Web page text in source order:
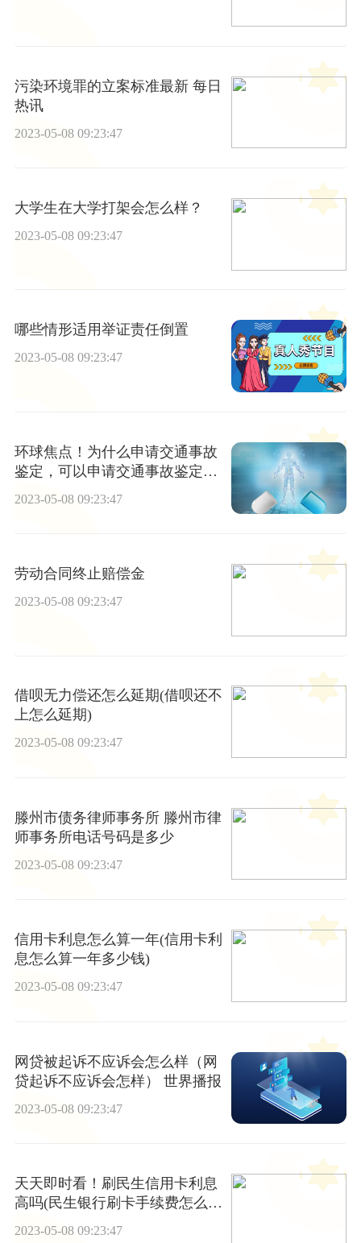
污染环境罪的立案标准最新 每日
热讯
2023-05-08 09:23:47
大学生在大学打架会怎么样？
2023-05-08 09:23:47
哪些情形适用举证责任倒置
2023-05-08 09:23:47
环球焦点！为什么申请交通事故
鉴定，可以申请交通事故鉴定的
2023-05-08 09:23:47
劳动合同终止赔偿金
2023-05-08 09:23:47
借呗无力偿还怎么延期(借呗还不
上怎么延期)
2023-05-08 09:23:47
滕州市债务律师事务所 滕州市律
师事务所电话号码是多少
2023-05-08 09:23:47
信用卡利息怎么算一年(信用卡利
息怎么算一年多少钱)
2023-05-08 09:23:47
网贷被起诉不应诉会怎么样（网
贷起诉不应诉会怎样） 世界播报
2023-05-08 09:23:47
天天即时看！刷民生信用卡利息
高吗(民生银行刷卡手续费怎么
2023-05-08 09:23:47